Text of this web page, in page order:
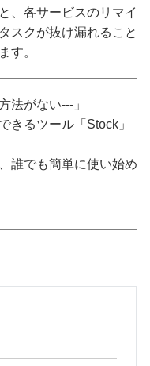
、各サービスのリマイ
スクが抜け漏れること
す。
法がない---」
きるツール「Stock」
誰でも簡単に使い始め